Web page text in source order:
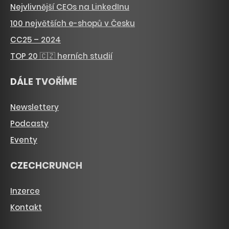
Nejvlivnější CEOs na LinkedInu
100 největších e-shopů v Česku
CC25 – 2024
TOP 20 🇨🇿 herních studií
DÁLE TVOŘÍME
Newslettery
Podcasty
Eventy
CZECHCRUNCH
Inzerce
Kontakt